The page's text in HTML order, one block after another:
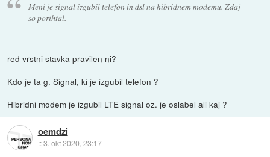
Meni je signal izgubil telefon in dsl na hibridnem modemu. Zdaj
so porihtal.
red vrstni stavka pravilen ni?
Kdo je ta g. Signal, ki je izgubil telefon ?
Hibridni modem je izgubil LTE signal oz. je oslabel ali kaj ?
oemdzi
::3. okt 2020, 23:17